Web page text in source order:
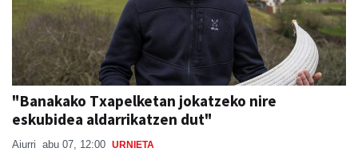
"Banakako Txapelketan jokatzeko nire
eskubidea aldarrikatzen dut"
Aiurri abu 07, 12:00 URNIETA